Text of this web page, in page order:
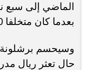
بعدما كان متخلفا 0-2.
وسيحسم برشلونة
حال تعثر ريال